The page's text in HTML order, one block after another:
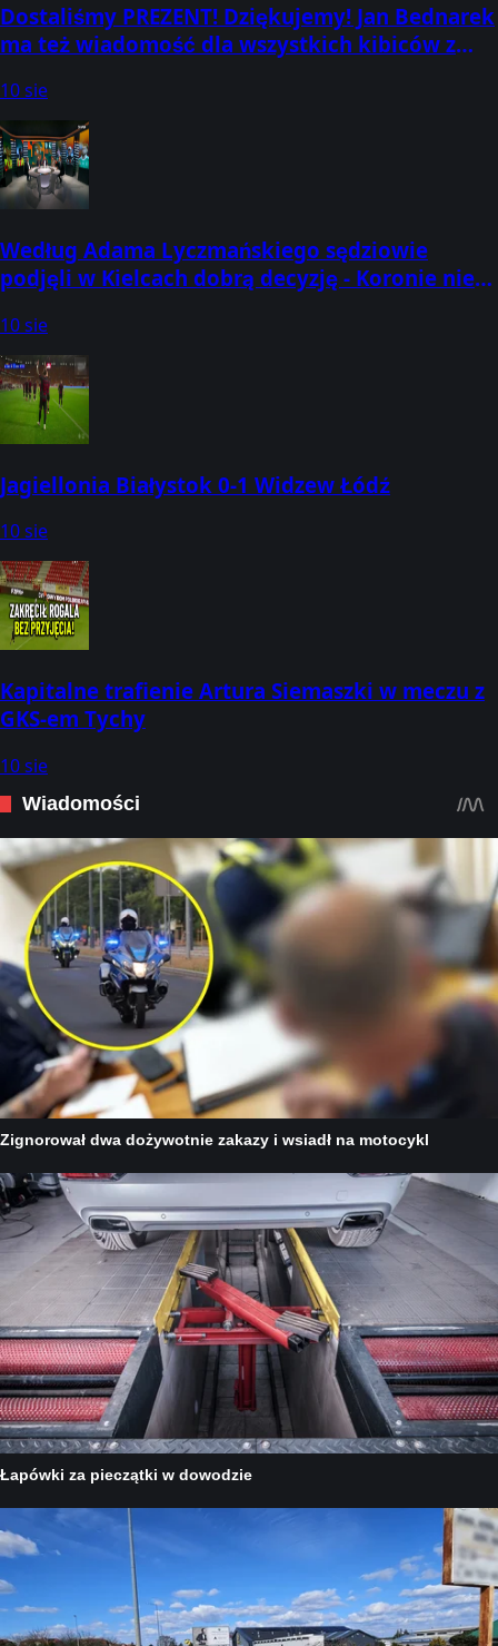
Dostaliśmy PREZENT! Dziękujemy! Jan Bednarek
ma też wiadomość dla wszystkich kibiców z
10 sie
Według Adama Lyczmańskiego sędziowie
podjęli w Kielcach dobrą decyzję - Koronie nie
10 sie
Jagiellonia Białystok 0-1 Widzew Łódź
10 sie
Kapitalne trafienie Artura Siemaszki w meczu z
GKS-em Tychy
10 sie